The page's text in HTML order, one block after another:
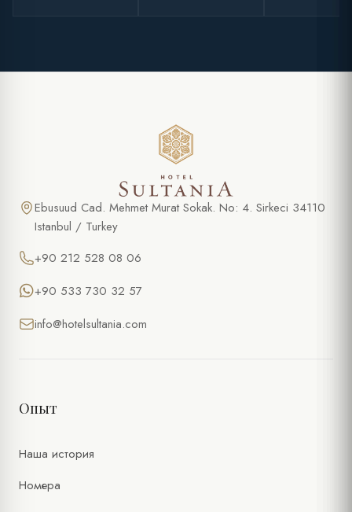
Ebusuud Cad. Mehmet Murat Sokak. No: 4. Sirkeci 34110
Istanbul / Turkey
+90 212 528 08 06
+90 533 730 32 57
info@hotelsultania.com
Опыт
Наша история
Номера